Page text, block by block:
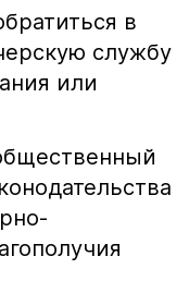
в
службу
или